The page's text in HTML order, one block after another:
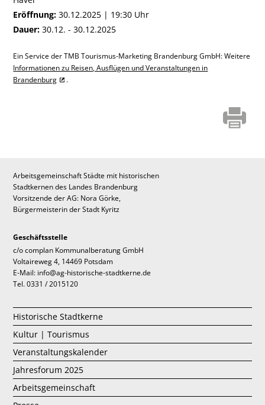
Eröffnung: 30.12.2025 | 19:30 Uhr
Dauer: 30.12. - 30.12.2025
Ein Service der TMB Tourismus-Marketing Brandenburg GmbH: Weitere
Informationen zu Reisen, Ausflügen und Veranstaltungen in
Brandenburg
.
Arbeitsgemeinschaft Städte mit historischen
Stadtkernen des Landes Brandenburg
Vorsitzende der AG: Nora Görke,
Bürgermeisterin der Stadt Kyritz
Geschäftsstelle
c/o complan Kommunalberatung GmbH
Voltaireweg 4, 14469 Potsdam
E-Mail: info@ag-historische-stadtkerne.de
Tel. 0331 / 2015120
Historische Stadtkerne
Kultur | Tourismus
Veranstaltungskalender
Jahresforum 2025
Arbeitsgemeinschaft